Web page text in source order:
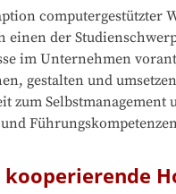
computergestützter
einen der
im Unternehmen
gestalten und umsetzen
zum Selbstmanagement